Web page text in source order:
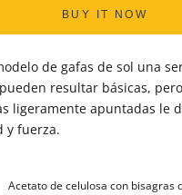
BUY IT NOW
de gafas de sol una
resultar básicas,
ligeramente apuntadas le
y fuerza.
Acetato de celulosa con bisagras